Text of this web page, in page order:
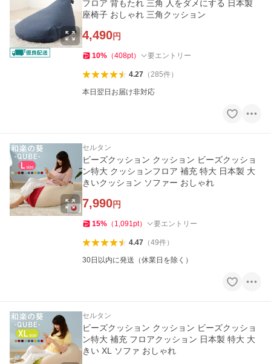
フロア 背もたれ 三角 人をダメにする 日本製
座椅子 おしゃれ 三角クッション
4,490円
10% （408pt） 要エントリー
4.27（285件）
本日翌日お届け非対応
セルタン
ビーズクッション クッション ビーズクッショ
ン特大 クッションフロア 補充 特大 日本製 大
きいクッション ソファー おしゃれ
7,990円
15% （ 1,091pt） 要エントリー
4.47（49件）
30日以内に発送（休業日を除く）
セルタン
ビーズクッション クッション ビーズクッショ
ン特大 補充 フロアクッション 日本製 特大 大
きい XL ソファ おしゃれ